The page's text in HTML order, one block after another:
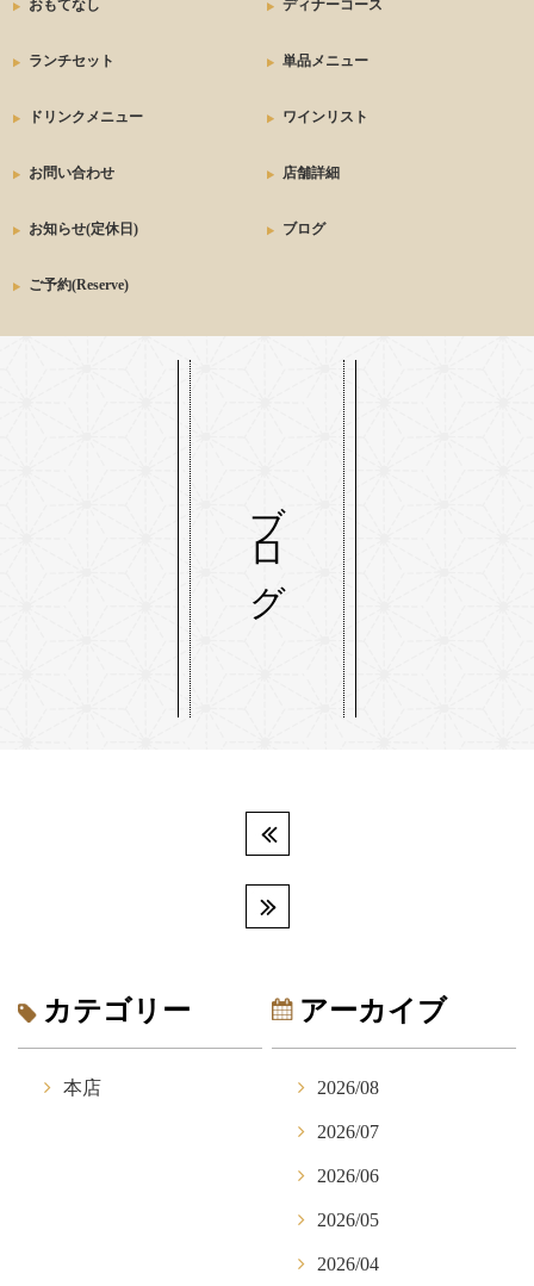
おもてなし ディナーコース
ランチセット 単品メニュー
ドリンクメニュー ワインリスト
お問い合わせ 店舗詳細
お知らせ(定休日) ブログ
ご予約(Reserve)
ブログ
カテゴリー
本店
アーカイブ
2026/08
2026/07
2026/06
2026/05
2026/04